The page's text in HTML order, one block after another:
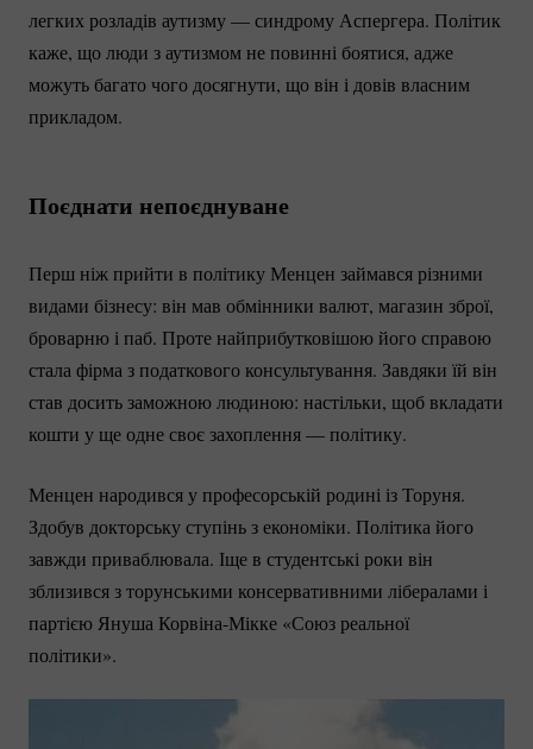
легких розладів аутизму — синдрому Аспергера. Політик
каже, що люди з аутизмом не повинні боятися, адже
можуть багато чого досягнути, що він і довів власним
прикладом.
Поєднати непоєднуване
Перш ніж прийти в політику Менцен займався різними
видами бізнесу: він мав обмінники валют, магазин зброї,
броварню і паб. Проте найприбутковішою його справою
стала фірма з податкового консультування. Завдяки їй він
став досить заможною людиною: настільки, щоб вкладати
кошти у ще одне своє захоплення — політику.
Менцен народився у професорській родині із Торуня.
Здобув докторську ступінь з економіки. Політика його
завжди приваблювала. Іще в студентські роки він
зблизився з торунськими консервативними лібералами і
партією Януша Корвіна-Мікке «Союз реальної
політики».